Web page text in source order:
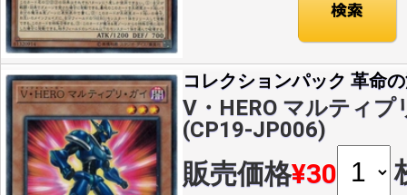
コレクションパック 革命
V・HERO マルティプ
(CP19-JP006)
販売価格¥30